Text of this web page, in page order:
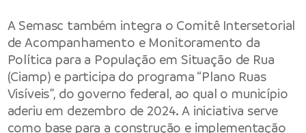
A Semasc também integra o Comitê Intersetorial
de Acompanhamento e Monitoramento da
Política para a População em Situação de Rua
(Ciamp) e participa do programa “Plano Ruas
Visíveis”, do governo federal, ao qual o município
aderiu em dezembro de 2024. A iniciativa serve
como base para a construção e implementação